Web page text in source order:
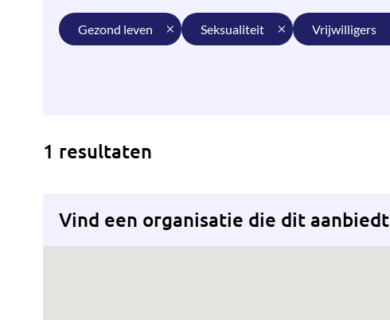
gezond leven seksualiteit vrijwilligers
1 resultaten
Vind een organisatie die dit aanbiedt